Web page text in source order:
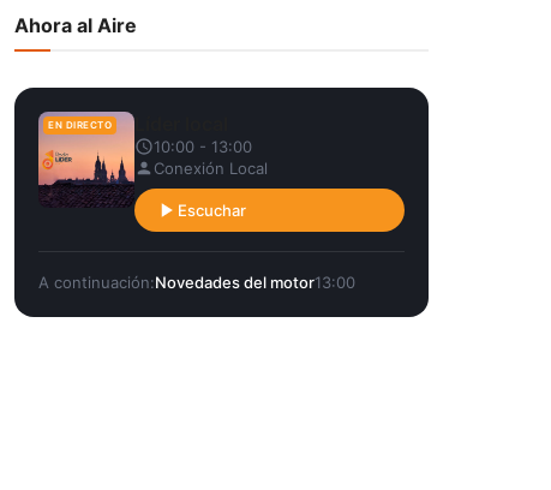
Ahora al Aire
EN DIRECTO
10:00 - 13:00
Conexión Local
Escuchar
A continuación:Novedades del motor13:00